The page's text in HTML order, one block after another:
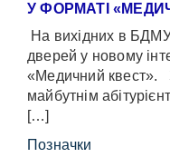
У ФОРМАТІ
На вихідних в
дверей у новому
«Медичний квест».
майбутнім
[…]
Позначки